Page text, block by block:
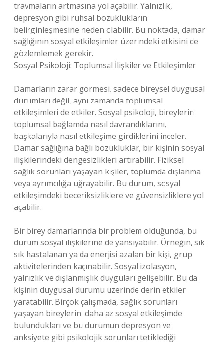
travmaların artmasına yol açabilir. Yalnızlık,
depresyon gibi ruhsal bozuklukların
belirginleşmesine neden olabilir. Bu noktada, damar
sağlığının sosyal etkileşimler üzerindeki etkisini de
gözlemlemek gerekir.
Sosyal Psikoloji: Toplumsal İlişkiler ve Etkileşimler
Damarların zarar görmesi, sadece bireysel duygusal
durumları değil, aynı zamanda toplumsal
etkileşimleri de etkiler. Sosyal psikoloji, bireylerin
toplumsal bağlamda nasıl davrandıklarını,
başkalarıyla nasıl etkileşime girdiklerini inceler.
Damar sağlığına bağlı bozukluklar, bir kişinin sosyal
ilişkilerindeki dengesizlikleri artırabilir. Fiziksel
sağlık sorunları yaşayan kişiler, toplumda dışlanma
veya ayrımcılığa uğrayabilir. Bu durum, sosyal
etkileşimdeki beceriksizliklere ve güvensizliklere yol
açabilir.
Bir birey damarlarında bir problem olduğunda, bu
durum sosyal ilişkilerine de yansıyabilir. Örneğin, sık
sık hastalanan ya da enerjisi azalan bir kişi, grup
aktivitelerinden kaçınabilir. Sosyal izolasyon,
yalnızlık ve dışlanmışlık duyguları gelişebilir. Bu da
kişinin duygusal durumu üzerinde derin etkiler
yaratabilir. Birçok çalışmada, sağlık sorunları
yaşayan bireylerin, daha az sosyal etkileşimde
bulundukları ve bu durumun depresyon ve
anksiyete gibi psikolojik sorunları tetiklediği